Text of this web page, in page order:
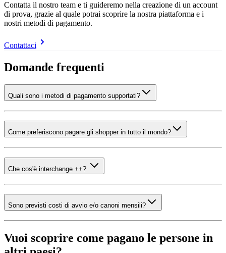
Contatta il nostro team e ti guideremo nella creazione di un account
di prova, grazie al quale potrai scoprire la nostra piattaforma e i
nostri metodi di pagamento.
Contattaci
Domande frequenti
Quali sono i metodi di pagamento supportati?
Come preferiscono pagare gli shopper in tutto il mondo?
Che cos'è interchange ++?
Sono previsti costi di avvio e/o canoni mensili?
Vuoi scoprire come pagano le persone in